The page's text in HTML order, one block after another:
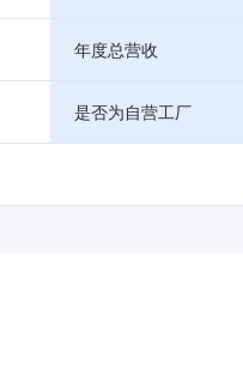
年度总营收
是否为自营工厂